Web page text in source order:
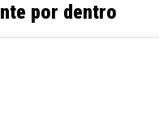
por dentro